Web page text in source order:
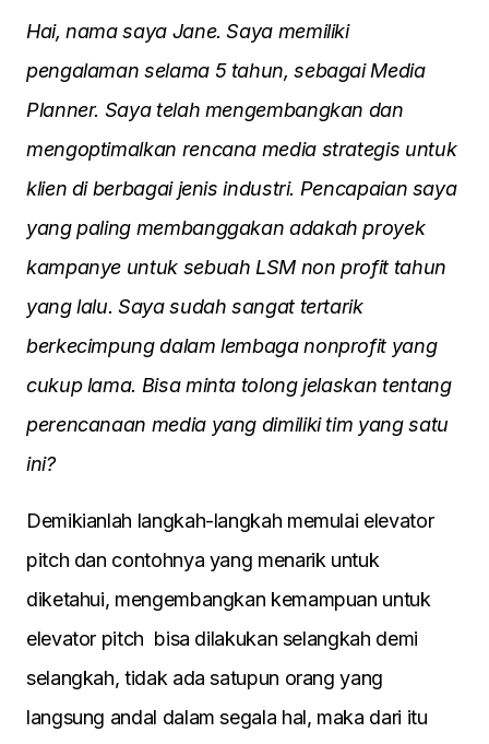
Hai, nama saya Jane. Saya memiliki
pengalaman selama 5 tahun, sebagai Media
Planner. Saya telah mengembangkan dan
mengoptimalkan rencana media strategis untuk
klien di berbagai jenis industri. Pencapaian saya
yang paling membanggakan adakah proyek
kampanye untuk sebuah LSM non profit tahun
yang lalu. Saya sudah sangat tertarik
berkecimpung dalam lembaga nonprofit yang
cukup lama. Bisa minta tolong jelaskan tentang
perencanaan media yang dimiliki tim yang satu
ini?
Demikianlah langkah-langkah memulai elevator
pitch dan contohnya yang menarik untuk
diketahui, mengembangkan kemampuan untuk
elevator pitch bisa dilakukan selangkah demi
selangkah, tidak ada satupun orang yang
langsung andal dalam segala hal, maka dari itu